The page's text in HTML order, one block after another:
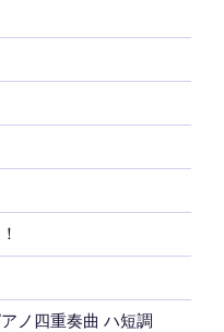
ノ四重奏曲 ハ短調